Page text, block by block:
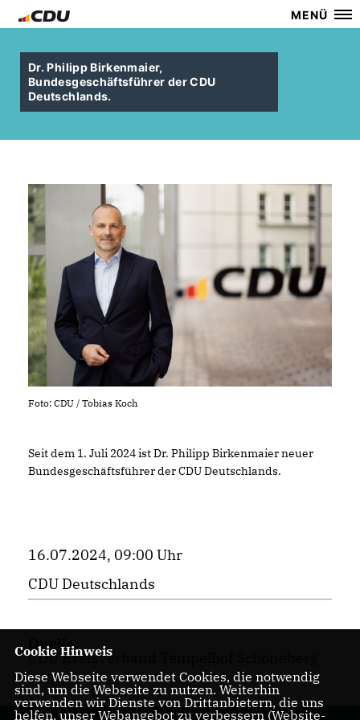
MENÜ
Dr. Philipp Birkenmaier,
Bundesgeschäftsführer der CDU
Deutschlands.
Foto: CDU / Tobias Koch
Seit dem 1. Juli 2024 ist Dr. Philipp Birkenmaier neuer
Bundesgeschäftsführer der CDU Deutschlands.
16.07.2024, 09:00 Uhr
CDU Deutschlands
Quelle:
CDU Kreisverband Tempelhof Schöneberg
Cookie Hinweis
Diese Webseite verwendet Cookies, die notwendig
sind, um die Webseite zu nutzen. Weiterhin
verwenden wir Dienste von Drittanbietern, die uns
helfen, unser Webangebot zu verbessern (Website-